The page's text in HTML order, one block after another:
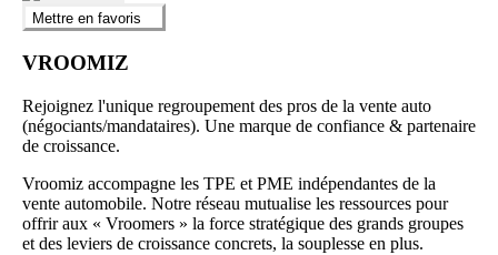
Mettre en favoris
VROOMIZ
Rejoignez l'unique regroupement des pros de la vente auto
(négociants/mandataires). Une marque de confiance & partenaire
de croissance.
Vroomiz accompagne les TPE et PME indépendantes de la
vente automobile. Notre réseau mutualise les ressources pour
offrir aux « Vroomers » la force stratégique des grands groupes
et des leviers de croissance concrets, la souplesse en plus.